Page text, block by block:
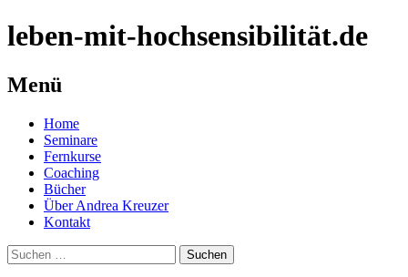
leben-mit-hochsensibilität.de
Menü
Springe
zum
Inhalt
Home
Seminare
Fernkurse
Coaching
Bücher
Über Andrea Kreuzer
Kontakt
Suchen
nach: